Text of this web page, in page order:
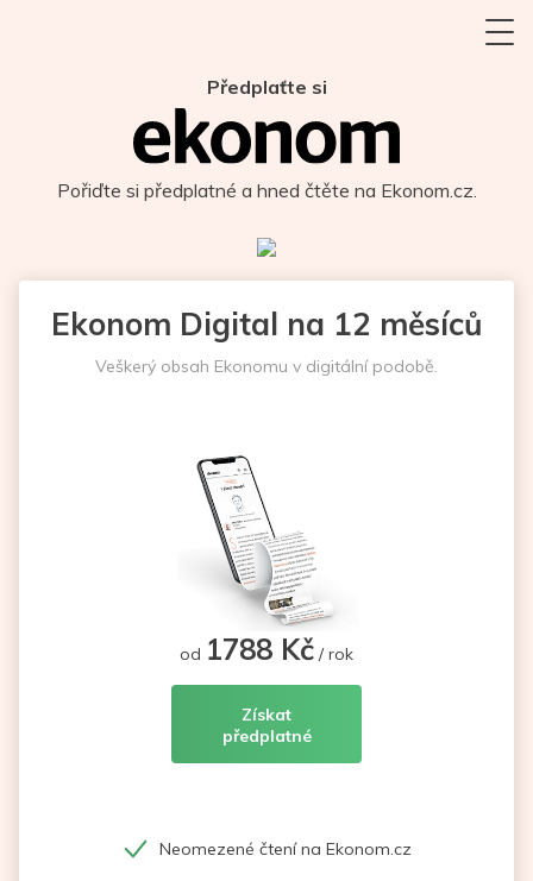
Předplaťte si
Pořiďte si předplatné a hned čtěte na Ekonom.cz.
Ekonom Digital na 12 měsíců
Veškerý obsah Ekonomu v digitální podobě.
od 1788 Kč / rok
Získat
předplatné
Neomezené čtení na Ekonom.cz